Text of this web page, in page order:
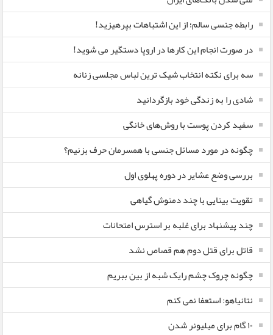
رابطه جنسی سالم؛ از این اشتباهات بپرهیزید!
در صورت انجام این کارها در اروپا دستگیر می شوید!
سه برای نکته انتخاب شیک ترین لباس مجلسی زنانه
شادی را به زندگی خود بازگردانید
سفید کردن پوست با روش‌های خانگی
چگونه در مورد مسائل جنسی با همسرمان حرف بزنیم؟
بررسی وضع عشایر در دوره پهلوی اول
تقویت بینایی با چند دمنوش گیاهی
چند پیشنهاد برای غلبه بر استرس امتحانات
قاتل برای قتل دوم هم قصاص نشد
چگونه چروک چشم رایک شبه از بین ببریم
نتانیاهو: استعفا نمی کنم
۱۰ گام برای میلیونر شدن